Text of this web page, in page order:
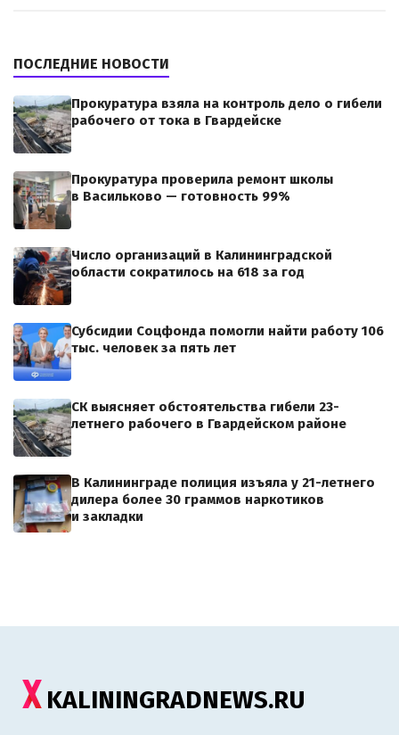
ПОСЛЕДНИЕ НОВОСТИ
Прокуратура взяла на контроль дело о гибели
рабочего от тока в Гвардейске
Прокуратура проверила ремонт школы
в Васильково — готовность 99%
Число организаций в Калининградской
области сократилось на 618 за год
Субсидии Соцфонда помогли найти работу 106
тыс. человек за пять лет
СК выясняет обстоятельства гибели 23-
летнего рабочего в Гвардейском районе
В Калининграде полиция изъяла у 21-летнего
дилера более 30 граммов наркотиков
и закладки
KALININGRADNEWS.RU